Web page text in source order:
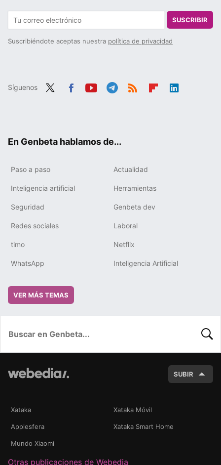
SUSCRIBIR
Suscribiéndote aceptas nuestra política de privacidad
Síguenos
En Genbeta hablamos de...
Paso a paso Actualidad
Inteligencia artificial Herramientas
Seguridad Genbeta dev
Redes sociales Laboral
timo Netflix
WhatsApp Inteligencia Artificial
VER MÁS TEMAS
SUBIR
Xataka Xataka Móvil
Applesfera Xataka Smart Home
Mundo Xiaomi
Otras publicaciones de Webedia